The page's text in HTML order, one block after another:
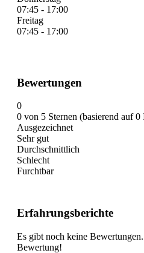
07:45 - 17:00
Freitag
07:45 - 17:00
Bewertungen
0
0 von 5 Sternen (basierend auf
Ausgezeichnet
Sehr gut
Durchschnittlich
Schlecht
Furchtbar
Erfahrungsberichte
Es gibt noch keine
Bewertung!